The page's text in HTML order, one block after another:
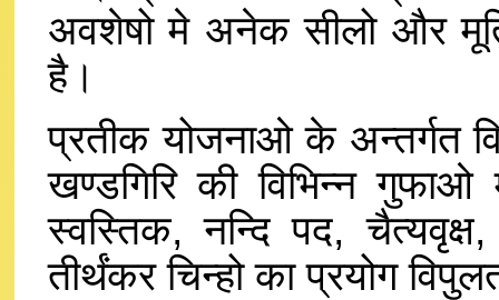
अवशेषो मे अनेक सीलो और
है।
प्रतीक योजनाओ के अन्तर्गत
खण्डगिरि की विभिन्न
स्वस्तिक, नन्दि पद,
तीर्थंकर चिन्हो का प्रयोग